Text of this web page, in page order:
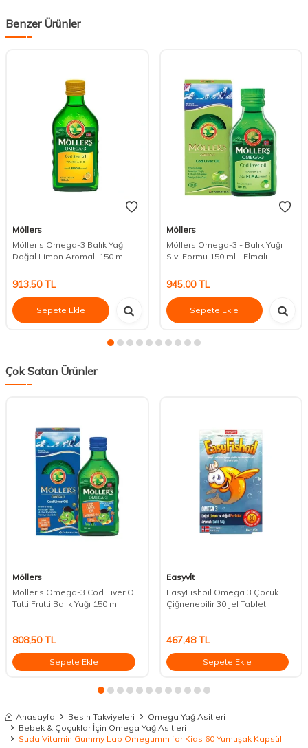
Benzer Ürünler
Möllers
Möller's Omega-3 Balık Yağı
Doğal Limon Aromalı 150 ml
913,50TL
Sepete Ekle
Möllers
Möllers Omega-3 - Balık Yağı
Sıvı Formu 150 ml - Elmalı
945,00TL
Sepete Ekle
Çok Satan Ürünler
Möllers
Möller's Omega-3 Cod Liver Oil
Tutti Frutti Balık Yağı 150 ml
808,50TL
Sepete Ekle
Easyvi̇t
EasyFishoil Omega 3 Çocuk
Çiğnenebilir 30 Jel Tablet
467,48TL
Sepete Ekle
Anasayfa Besin Takviyeleri
Omega Yağ Asitleri
Bebek & Çoçuklar İçin Omega Yağ Asitleri
Suda Vitamin Gummy Lab Omegumm for Kids 60 Yumuşak Kapsül